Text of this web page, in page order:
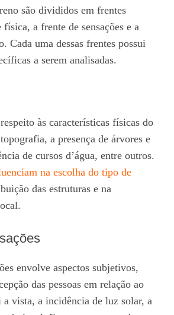
são divididos em frentes
a frente de sensações e a
Cada uma dessas frentes possui
a serem analisadas.
às características físicas do
a presença de árvores e
de cursos d’água, entre outros.
na escolha do tipo de
das estruturas e na
envolve aspectos subjetivos,
das pessoas em relação ao
vista, a incidência de luz solar, a